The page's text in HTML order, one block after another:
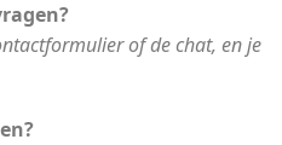
of de chat, en je